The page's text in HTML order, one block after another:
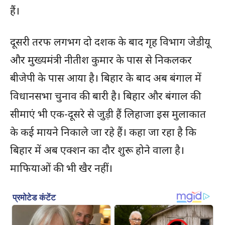
हैं।
दूसरी तरफ लगभग दो दशक के बाद गृह विभाग जेडीयू
और मुख्यमंत्री नीतीश कुमार के पास से निकलकर
बीजेपी के पास आया है। बिहार के बाद अब बंगाल में
विधानसभा चुनाव की बारी है। बिहार और बंगाल की
सीमाएं भी एक-दूसरे से जुड़ी हैं लिहाजा इस मुलाकात
के कई मायने निकाले जा रहे हैं। कहा जा रहा है कि
बिहार में अब एक्शन का दौर शुरू होने वाला है।
माफियाओं की भी खैर नहीं।